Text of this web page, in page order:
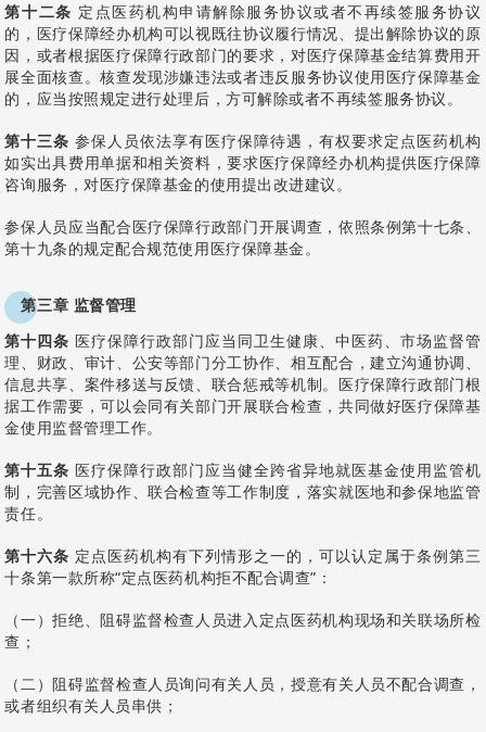
第十二条 定点医药机构申请解除服务协议或者不再续签服务协议
的，医疗保障经办机构可以视既往协议履行情况、提出解除协议的原
因，或者根据医疗保障行政部门的要求，对医疗保障基金结算费用开
展全面核查。核查发现涉嫌违法或者违反服务协议使用医疗保障基金
的，应当按照规定进行处理后，方可解除或者不再续签服务协议。
第十三条 参保人员依法享有医疗保障待遇，有权要求定点医药机构
如实出具费用单据和相关资料，要求医疗保障经办机构提供医疗保障
咨询服务，对医疗保障基金的使用提出改进建议。
参保人员应当配合医疗保障行政部门开展调查，依照条例第十七条、
第十九条的规定配合规范使用医疗保障基金。
第三章 监督管理
第十四条 医疗保障行政部门应当同卫生健康、中医药、市场监督管
理、财政、审计、公安等部门分工协作、相互配合，建立沟通协调、
信息共享、案件移送与反馈、联合惩戒等机制。医疗保障行政部门根
据工作需要，可以会同有关部门开展联合检查，共同做好医疗保障基
金使用监督管理工作。
第十五条 医疗保障行政部门应当健全跨省异地就医基金使用监管机
制，完善区域协作、联合检查等工作制度，落实就医地和参保地监管
责任。
第十六条 定点医药机构有下列情形之一的，可以认定属于条例第三
十条第一款所称“定点医药机构拒不配合调查”：
（一）拒绝、阻碍监督检查人员进入定点医药机构现场和关联场所检
查；
（二）阻碍监督检查人员询问有关人员，授意有关人员不配合调查，
或者组织有关人员串供；